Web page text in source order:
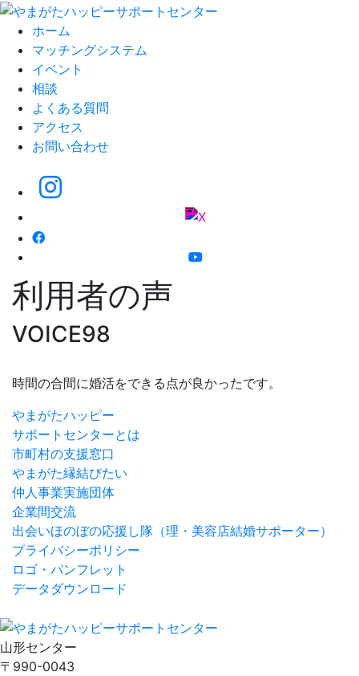
ホーム
マッチングシステム
イベント
相談
よくある質問
アクセス
お問い合わせ
利用者の声
VOICE98
時間の合間に婚活をできる点が良かったです。
やまがたハッピー
サポートセンターとは
市町村の支援窓口
やまがた縁結びたい
仲人事業実施団体
企業間交流
出会いほのぼの応援し隊 （理・美容店結婚サポーター）
プライバシーポリシー
ロゴ・パンフレット
データダウンロード
山形センター
〒990-0043